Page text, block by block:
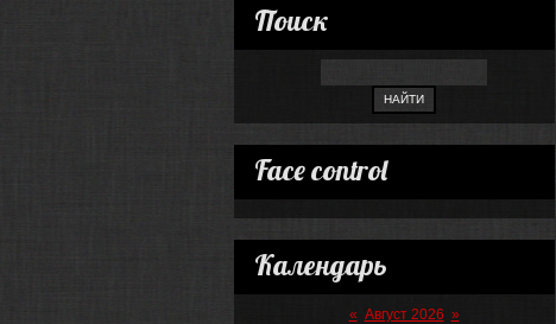
Поиск
Face control
Календарь
« Август 2026 »